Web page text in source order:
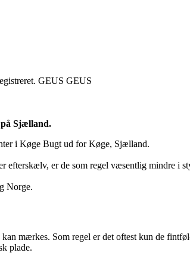
GEUS GEUS
på Sjælland.
i Køge Bugt ud for Køge, Sjælland.
efterskælv, er de som regel væsentlig mindre i
Norge.
mærkes. Som regel er det oftest kun de
plade.